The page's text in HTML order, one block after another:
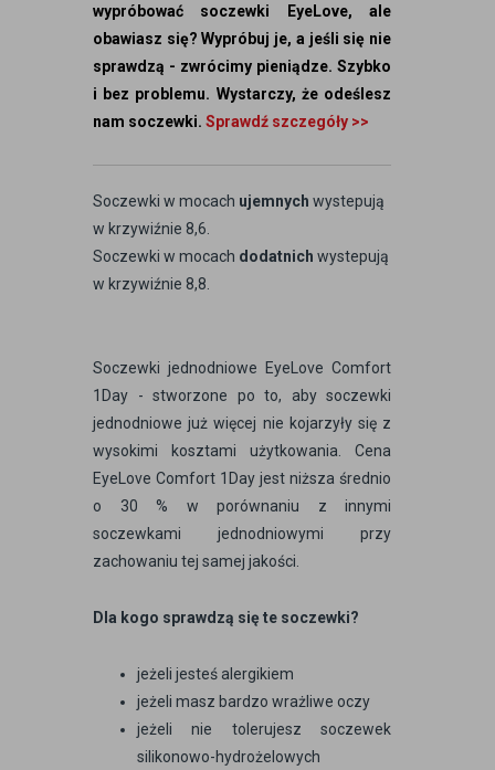
wypróbować soczewki EyeLove, ale
obawiasz się? Wypróbuj je, a jeśli się nie
sprawdzą - zwrócimy pieniądze. Szybko
i bez problemu. Wystarczy, że odeślesz
nam soczewki. Sprawdź szczegóły >>
Soczewki w mocach ujemnych wystepują
w krzywiźnie 8,6.
Soczewki w mocach dodatnich wystepują
w krzywiźnie 8,8.
Soczewki jednodniowe EyeLove Comfort
1Day - stworzone po to, aby soczewki
jednodniowe już więcej nie kojarzyły się z
wysokimi kosztami użytkowania. Cena
EyeLove Comfort 1Day jest niższa średnio
o 30 % w porównaniu z innymi
soczewkami jednodniowymi przy
zachowaniu tej samej jakości.
Dla kogo sprawdzą się te soczewki?
jeżeli jesteś alergikiem
jeżeli masz bardzo wrażliwe oczy
jeżeli nie tolerujesz soczewek
silikonowo-hydrożelowych